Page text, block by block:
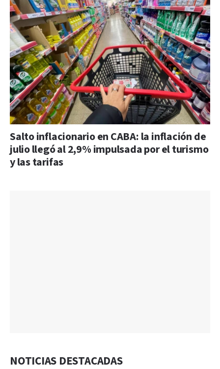
Salto inflacionario en CABA: la inflación de
julio llegó al 2,9% impulsada por el turismo
y las tarifas
NOTICIAS DESTACADAS